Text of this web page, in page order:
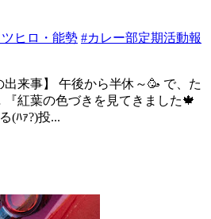
ヒロ・能勢 #カレー部定期活動報
来事】 午後から半休～🥳 で、た
紅葉の色づきを見てきました🍁
(ﾊｧ?)投...